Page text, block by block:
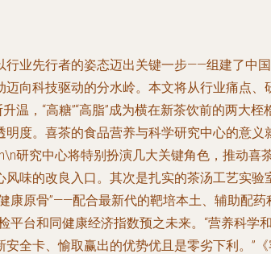
业先行者的姿态迈出关键一步——组建了中
向科技驱动的分水岭。本文将从行业痛点
温，“高糖”“高脂”成为横在新茶饮前的两大
度。喜茶的食品营养与科学研究中心的意
研究中心将特别扮演几大关键角色，推动
味的改良入口。其次是扎实的茶汤工艺实
康原骨”——配合最新代的靶培本土、辅助配
平台和同健康经济指数预之未来。“营养科
全卡、愉取赢出的优势优且是零劣下利。”